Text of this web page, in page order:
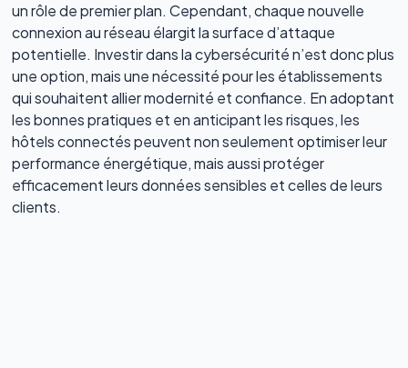
un rôle de premier plan. Cependant, chaque nouvelle
connexion au réseau élargit la surface d’attaque
potentielle. Investir dans la cybersécurité n’est donc plus
une option, mais une nécessité pour les établissements
qui souhaitent allier modernité et confiance. En adoptant
les bonnes pratiques et en anticipant les risques, les
hôtels connectés peuvent non seulement optimiser leur
performance énergétique, mais aussi protéger
efficacement leurs données sensibles et celles de leurs
clients.